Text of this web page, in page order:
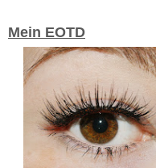
Mein EOTD